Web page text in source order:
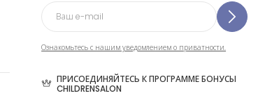
Ознакомьтесь с нашим уведомлением о приватности.
ПРИСОЕДИНЯЙТЕСЬ К ПРОГРАММЕ БОНУСЫ
CHILDRENSALON